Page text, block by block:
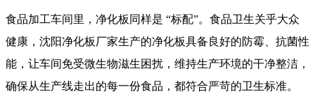
食品加工车间里，净化板同样是 “标配”。食品卫生关乎大众
健康，沈阳净化板厂家生产的净化板具备良好的防霉、抗菌性
能，让车间免受微生物滋生困扰，维持生产环境的干净整洁，
确保从生产线走出的每一份食品，都符合严苛的卫生标准。